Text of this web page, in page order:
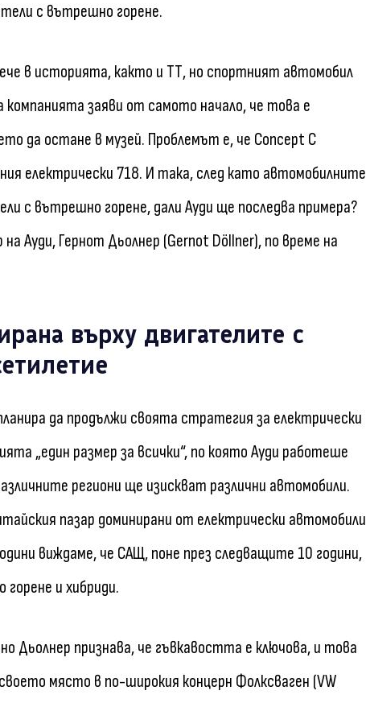
с вътрешно горене.
в историята, както и ТТ, но спортният автомобил
заяви от самото начало, че това е
да остане в музей. Проблемът е, че Concept C
електрически 718. И така, след като автомобилните
с вътрешно горене, дали Ауди ще последва примера?
Ауди, Гернот Дьолнер (Gernot Döllner), по време на
върху двигателите с
да продължи своята стратегия за електрически
„един размер за всички“, по която Ауди работеше
региони ще изискват различни автомобили.
пазар доминирани от електрически автомобили
виждаме, че САЩ, поне през следващите 10 години,
и хибриди.
Дьолнер признава, че гъвкавостта е ключова, и това
място в по-широкия концерн Фолксваген (VW